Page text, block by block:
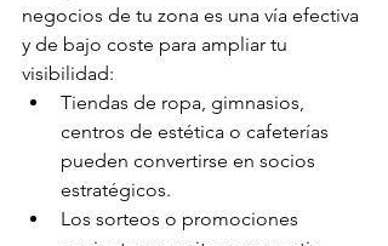
negocios de tu zona es una vía efectiva
y de bajo coste para ampliar tu
visibilidad:
Tiendas de ropa, gimnasios,
centros de estética o cafeterías
pueden convertirse en socios
estratégicos.
Los sorteos o promociones